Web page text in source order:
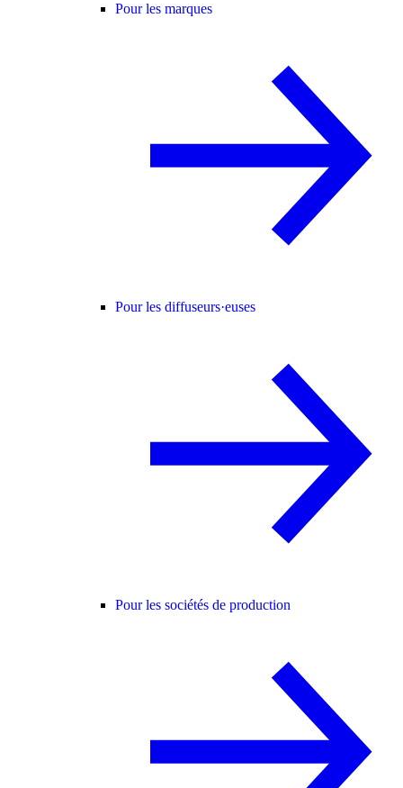
Pour les marques
Pour les diffuseurs·euses
Pour les sociétés de production